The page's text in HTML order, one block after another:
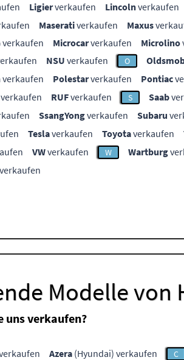
Ligierverkaufen Lincolnverkaufen
Maserativerkaufen Maxus
verkaufen Microcarverkaufen Microlino
NSU verkaufen O
verkaufen Polestarverkaufen Pontiac
RUFverkaufen S Saab
SsangYongverkaufen Subaru
Teslaverkaufen Toyotaverkaufen
VWverkaufen W Wartburg
verkaufen
Modelle von
uns verkaufen?
Azera (Hyundai) verkaufen C